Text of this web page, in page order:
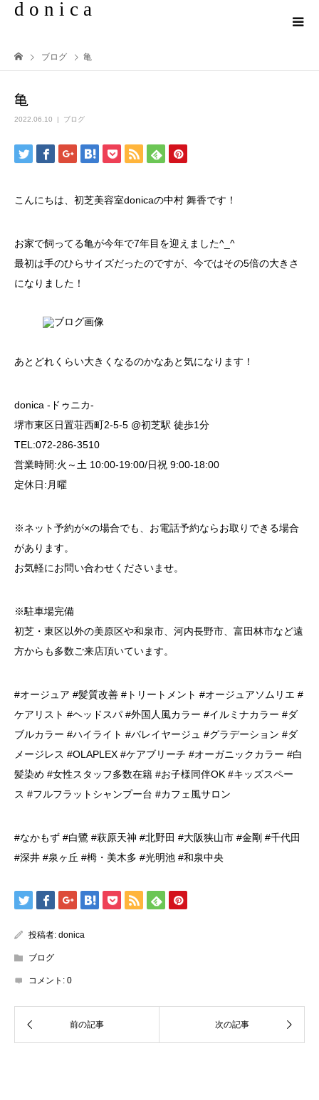
d o n i c a
ブログ 亀
亀
2022.06.10 ブログ
こんにちは、初芝美容室donicaの中村 舞香です！
お家で飼ってる亀が今年で7年目を迎えました^_^
最初は手のひらサイズだったのですが、今ではその5倍の大きさ
になりました！
あとどれくらい大きくなるのかなあと気になります！
donica -ドゥニカ-
堺市東区日置荘西町2-5-5 @初芝駅 徒歩1分
TEL:072-286-3510
営業時間:火～土 10:00-19:00/日祝 9:00-18:00
定休日:月曜
※ネット予約が×の場合でも、お電話予約ならお取りできる場合
があります。
お気軽にお問い合わせくださいませ。
※駐車場完備
初芝・東区以外の美原区や和泉市、河内長野市、富田林市など遠
方からも多数ご来店頂いています。
#オージュア #髪質改善 #トリートメント #オージュアソムリエ #
ケアリスト #ヘッドスパ #外国人風カラー #イルミナカラー #ダ
ブルカラー #ハイライト #バレイヤージュ #グラデーション #ダ
メージレス #OLAPLEX #ケアブリーチ #オーガニックカラー #白
髪染め #女性スタッフ多数在籍 #お子様同伴OK #キッズスペー
ス #フルフラットシャンプー台 #カフェ風サロン
#なかもず #白鷺 #萩原天神 #北野田 #大阪狭山市 #金剛 #千代田
#深井 #泉ヶ丘 #栂・美木多 #光明池 #和泉中央
投稿者: donica
ブログ
コメント: 0